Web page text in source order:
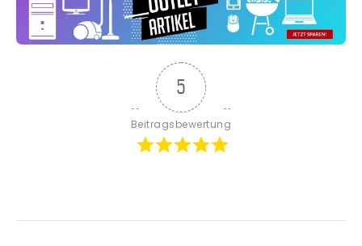
5
Beitragsbewertung